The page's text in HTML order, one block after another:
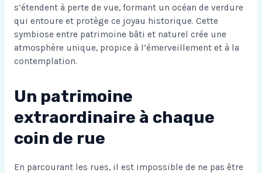
s’étendent à perte de vue, formant un océan de verdure
qui entoure et protège ce joyau historique. Cette
symbiose entre patrimoine bâti et naturel crée une
atmosphère unique, propice à l’émerveillement et à la
contemplation.
Un patrimoine
extraordinaire à chaque
coin de rue
En parcourant les rues, il est impossible de ne pas être